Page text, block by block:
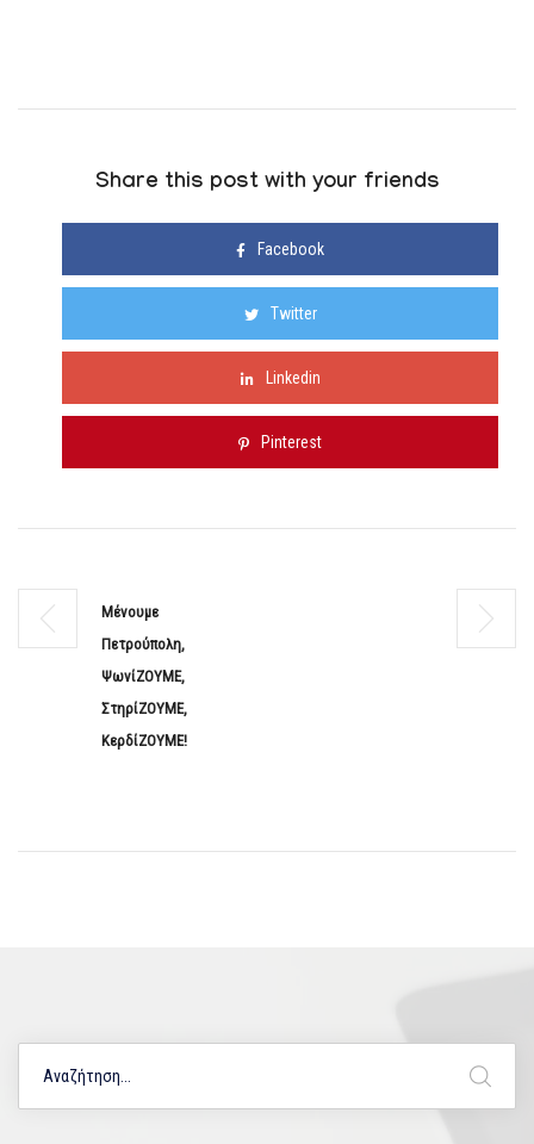
Share this post with your friends
Facebook
Twitter
Linkedin
Pinterest
Μένουμε
Πετρούπολη,
ΨωνίΖΟΥΜΕ,
ΣτηρίΖΟΥΜΕ,
ΚερδίΖΟΥΜΕ!